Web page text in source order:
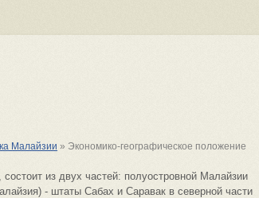
Малайзии » Экономико-географическое положение
из двух частей: полуостровной Малайзии
- штаты Сабах и Саравак в северной части